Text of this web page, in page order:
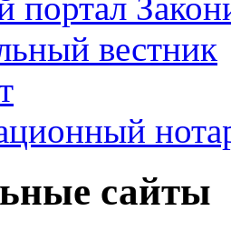
вестник
сайты